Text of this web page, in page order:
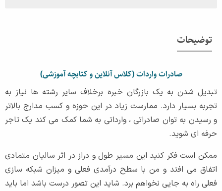
توضیحات
صادرات واردات (کلاس آنلاین و کتابچه آموزشی)
تبدیل شدن به یک بازرگان خبره برخلاف سایر رشته ها نیاز به
تجربه بسیار دارد. ممارست زیاد در این حوزه و کسب مدارج بالاتر
و رسیدن به توان صادراتی ، وارداتی به شما کمک می کند یک تاجر
حرفه ای شوید.
ممکن است فکر کنید این مسیر طول و دراز در اثر سالیان متمادی
اتفاق می افتد و من با سطح درآمدی فعلی و میزان شبکه سازی
فعلی راه به جایی نخواهم برد. شاید این تصور درست باشد اما باید